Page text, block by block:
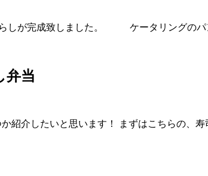
らしが完成致しました。 ケータリングのパ
弁当
紹介したいと思います！ まずはこちらの